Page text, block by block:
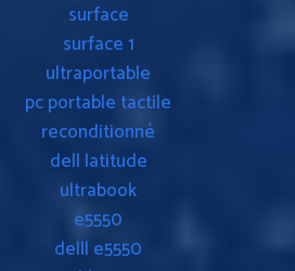
surface
surface 1
ultraportable
pc portable tactile
reconditionné
dell latitude
ultrabook
e5550
delll e5550